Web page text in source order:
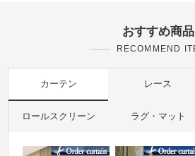
おすすめ商品
RECOMMEND
カーテン レース
ロールスクリーン ラグ・マット